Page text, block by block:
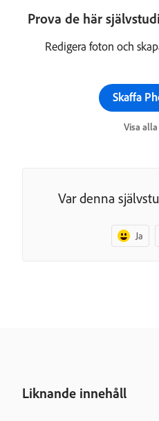
Prova de här
Redigera foton och
Skaffa
Visa
Var denna
Ja
Liknande innehåll